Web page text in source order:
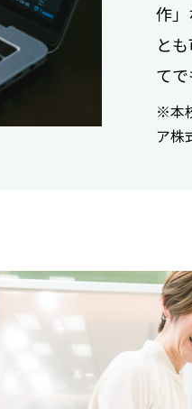
作
と
てで
※本
ア株